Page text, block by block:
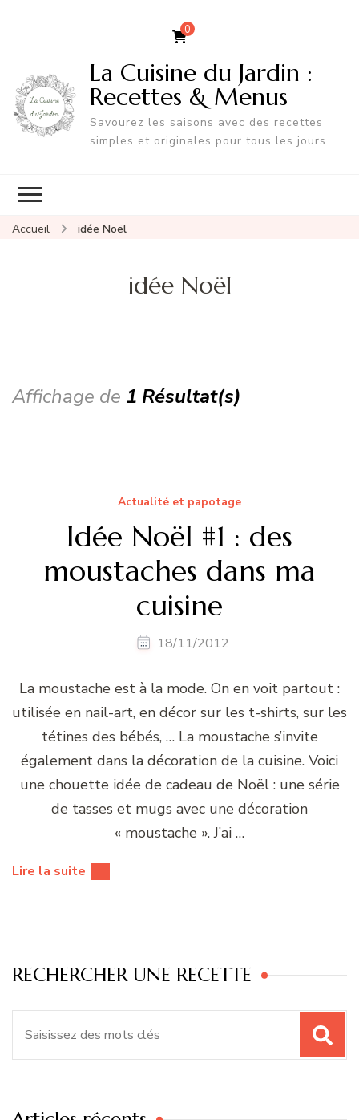
0
La Cuisine du Jardin :
Recettes & Menus
Savourez les saisons avec des recettes
simples et originales pour tous les jours
Accueil idée Noël
idée Noël
Affichage de 1 Résultat(s)
Actualité et papotage
Idée Noël #1 : des
moustaches dans ma
cuisine
18/11/2012
La moustache est à la mode. On en voit partout :
utilisée en nail-art, en décor sur les t-shirts, sur les
tétines des bébés, … La moustache s’invite
également dans la décoration de la cuisine. Voici
une chouette idée de cadeau de Noël : une série
de tasses et mugs avec une décoration
« moustache ». J’ai …
Lire la suite
RECHERCHER UNE RECETTE